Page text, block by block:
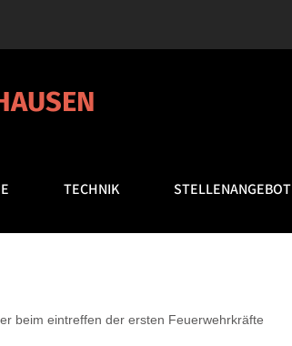
TECHNIK STELLENANGEBOT
beim eintreffen der ersten Feuerwehrkräfte